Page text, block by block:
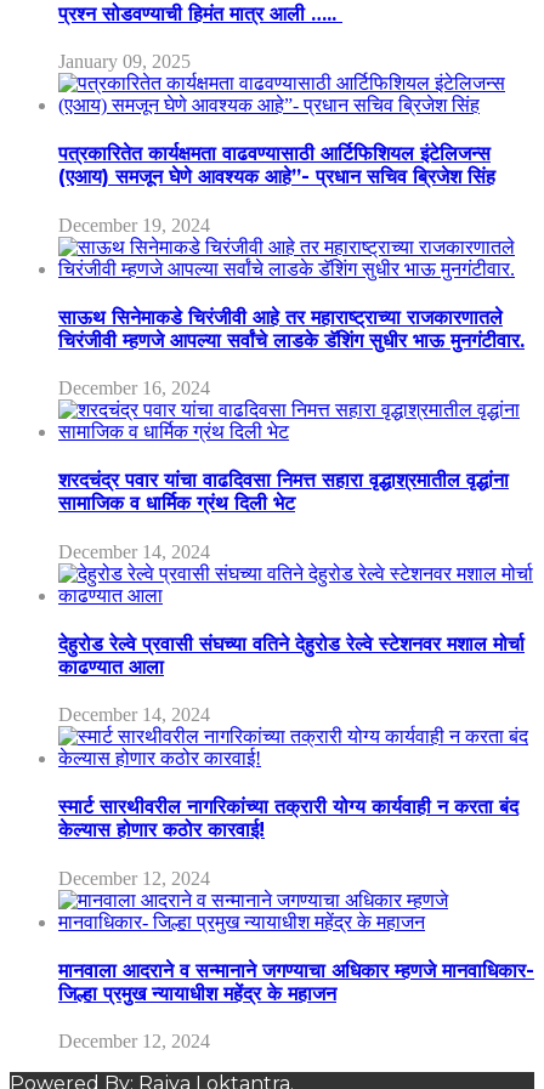
प्रश्न सोडवण्याची हिमंत मात्र आली …..
January 09, 2025
पत्रकारितेत कार्यक्षमता वाढवण्यासाठी आर्टिफिशियल इंटेलिजन्स
(एआय) समजून घेणे आवश्यक आहे”- प्रधान सचिव ब्रिजेश सिंह
December 19, 2024
साऊथ सिनेमाकडे चिरंजीवी आहे तर महाराष्ट्राच्या राजकारणातले
चिरंजीवी म्हणजे आपल्या सर्वांचे लाडके डॅशिंग सुधीर भाऊ मुनगंटीवार.
December 16, 2024
शरदचंद्र पवार यांचा वाढदिवसा निमत्त सहारा वृद्धाश्रमातील वृद्धांना
सामाजिक व धार्मिक ग्रंथ दिली भेट
December 14, 2024
देहुरोड रेल्वे प्रवासी संघच्या वतिने देहुरोड रेल्वे स्टेशनवर मशाल मोर्चा
काढण्यात आला
December 14, 2024
स्मार्ट सारथीवरील नागरिकांच्या तक्रारी योग्य कार्यवाही न करता बंद
केल्यास होणार कठोर कारवाई!
December 12, 2024
मानवाला आदराने व सन्मानाने जगण्याचा अधिकार म्हणजे मानवाधिकार-
जिल्हा प्रमुख न्यायाधीश महेंद्र के महाजन
December 12, 2024
Powered By: Rajya Loktantra.